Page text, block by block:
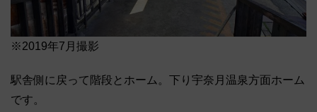
※2019年7月撮影
駅舎側に戻って階段とホーム。下り宇奈月温泉方面ホーム
です。